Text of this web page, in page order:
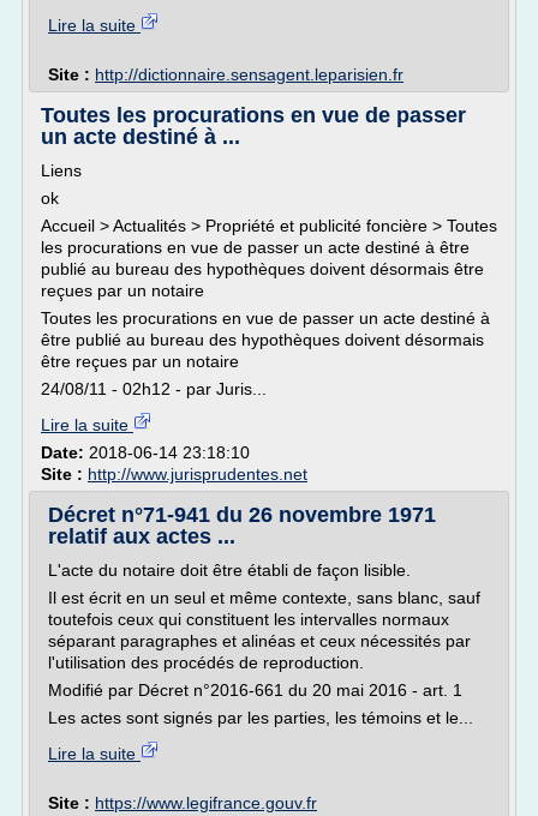
Lire la suite
Site : http://dictionnaire.sensagent.leparisien.fr
Toutes les procurations en vue de passer
un acte destiné à ...
Liens
ok
Accueil > Actualités > Propriété et publicité foncière > Toutes
les procurations en vue de passer un acte destiné à être
publié au bureau des hypothèques doivent désormais être
reçues par un notaire
Toutes les procurations en vue de passer un acte destiné à
être publié au bureau des hypothèques doivent désormais
être reçues par un notaire
24/08/11 - 02h12 - par Juris...
Lire la suite
Date: 2018-06-14 23:18:10
Site : http://www.jurisprudentes.net
Décret n°71-941 du 26 novembre 1971
relatif aux actes ...
L'acte du notaire doit être établi de façon lisible.
Il est écrit en un seul et même contexte, sans blanc, sauf
toutefois ceux qui constituent les intervalles normaux
séparant paragraphes et alinéas et ceux nécessités par
l'utilisation des procédés de reproduction.
Modifié par Décret n°2016-661 du 20 mai 2016 - art. 1
Les actes sont signés par les parties, les témoins et le...
Lire la suite
Site : https://www.legifrance.gouv.fr